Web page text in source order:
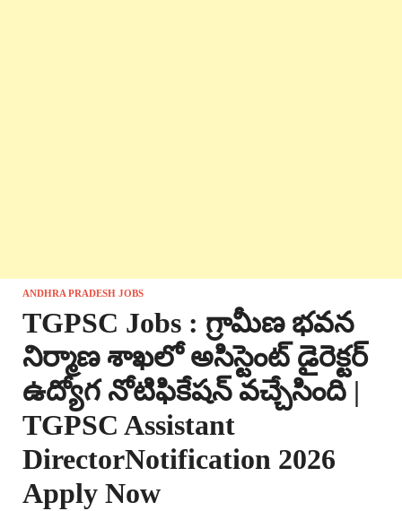
ANDHRA PRADESH JOBS
TGPSC Jobs : గ్రామీణ భవన
నిర్మాణ శాఖలో అసిస్టెంట్ డైరెక్టర్
ఉద్యోగ నోటిఫికేషన్ వచ్చేసింది |
TGPSC Assistant
DirectorNotification 2026
Apply Now